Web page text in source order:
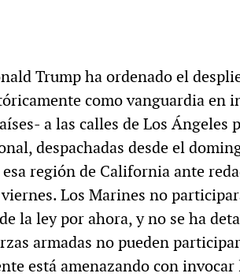
Trump ha ordenado el
como vanguardia en
a las calles de Los Ángeles
despachadas desde el
región de California ante
Los Marines no
la ley por ahora, y no se ha
armadas no pueden
está amenazando con invocar